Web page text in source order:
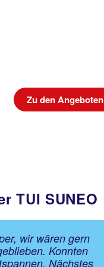
Zu den Angeboten
TUI SUNEO
wir wären gern
Konnten
Nächstes